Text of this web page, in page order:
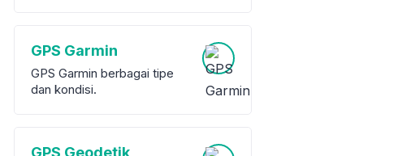
GPS Garmin
GPS Garmin berbagai tipe
dan kondisi.
GPS Geodetik